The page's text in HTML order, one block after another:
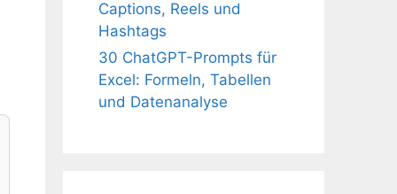
Captions, Reels und
Hashtags
30 ChatGPT-Prompts für
Excel: Formeln, Tabellen
und Datenanalyse